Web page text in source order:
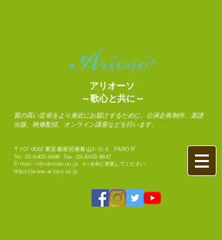
アリオーソ
～歌心と共に～
質の高い芸術をより身近にお届けするために、公演企画制作、楽譜
出版、映像配信、オンライン講座などを行います。
〒107-0062 東京都港区南青山2-15-5 FARO1F
Tel. 03-6403-9846 Fax. 03-6403-9847
​E-mail: info♪arioso.co.jp
※♪を@に変更してください
https://www.arioso.co.jp